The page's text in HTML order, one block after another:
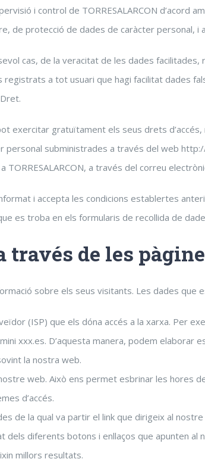
i control de TORRESALARCON d’acord
de protecció de dades de caràcter personal, i
cas, de la veracitat de les dades facilitades,
a tot usuari que hagi facilitat dades
exercitar gratuïtament els seus drets d’accés,
personal subministrades a través del web
TORRESALARCON, a través del correu
i accepta les condicions establertes
es troba en els formularis de recollida de
través de les
sobre els seus visitants. Les dades que
(ISP) que els dóna accés a la xarxa. Per
xxx.es. D’aquesta manera, podem elaborar
la nostra web.
web. Això ens permet esbrinar les hores
d’accés.
de la qual va partir el link que dirigeix ​​al
dels diferents botons i enllaços que apunten al
millors resultats.